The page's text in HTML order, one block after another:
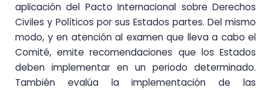
aplicación del Pacto Internacional sobre Derechos
Civiles y Políticos por sus Estados partes. Del mismo
modo, y en atención al examen que lleva a cabo el
Comité, emite recomendaciones que los Estados
deben implementar en un periodo determinado.
También evalúa la implementación de las